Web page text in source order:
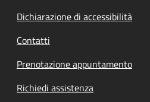
Dichiarazione di accessibilità
Contatti
Prenotazione appuntamento
Richiedi assistenza